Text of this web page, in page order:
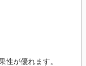
性が優れます。